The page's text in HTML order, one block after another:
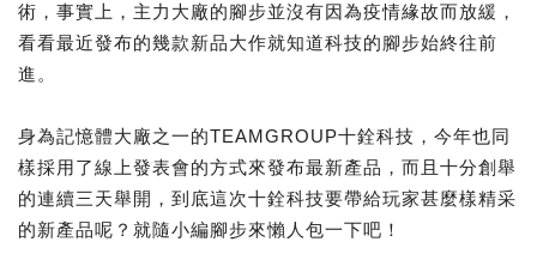
術，事實上，主力大廠的腳步並沒有因為疫情緣故而放緩，
看看最近發布的幾款新品大作就知道科技的腳步始終往前
進。
身為記憶體大廠之一的TEAMGROUP十銓科技，今年也同
樣採用了線上發表會的方式來發布最新產品，而且十分創舉
的連續三天舉開，到底這次十銓科技要帶給玩家甚麼樣精采
的新產品呢？就隨小編腳步來懶人包一下吧！